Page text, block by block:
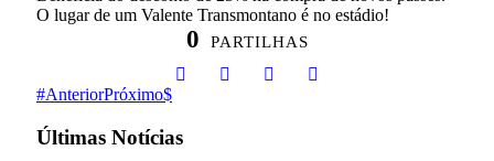
O lugar de um Valente Transmontano é no estádio!
0 PARTILHAS
AnteriorPróximo
Últimas Notícias